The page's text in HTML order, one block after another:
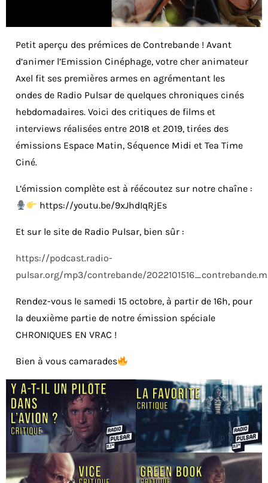
Petit aperçu des prémices de Contrebande ! Avant
d’animer l’Emission Cinéphage, votre cher animateur
Axel fit ses premières armes en agrémentant les
ondes de Radio Pulsar de quelques chroniques cinés
hebdomadaires. Voici des critiques de films et
interviews réalisées entre 2018 et 2019, tirées des
émissions Espace Matin, Séquence Midi et Tea Time
Ciné.
L’émission complète est à réécoutez sur notre chaîne :
https://youtu.be/9xJhdIqRjEs
Et sur le site de Radio Pulsar, bien sûr :
https://podcast.radio-
pulsar.org/mp3/contrebande/
Rendez-vous le samedi 15 octobre, à partir de 16h, pour
la deuxième partie de notre émission spéciale
CHRONIQUES EN VRAC !
Bien à vous camarades